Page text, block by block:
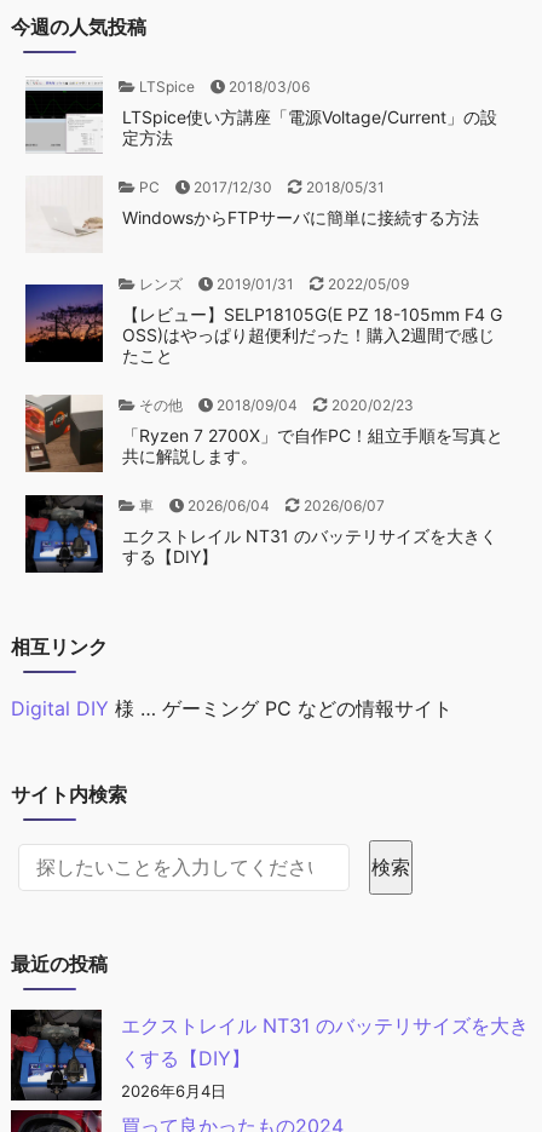
今週の人気投稿
LTSpice 2018/03/06
LTSpice使い方講座「電源Voltage/Current」の設
定方法
PC 2017/12/30 2018/05/31
WindowsからFTPサーバに簡単に接続する方法
レンズ 2019/01/31 2022/05/09
【レビュー】SELP18105G(E PZ 18-105mm F4 G
OSS)はやっぱり超便利だった！購入2週間で感じ
たこと
その他 2018/09/04 2020/02/23
「Ryzen 7 2700X」で自作PC！組立手順を写真と
共に解説します。
車 2026/06/04 2026/06/07
エクストレイル NT31 のバッテリサイズを大きく
する【DIY】
相互リンク
Digital DIY 様 … ゲーミング PC などの情報サイト
サイト内検索
サイト内検索 検索
最近の投稿
エクストレイル NT31 のバッテリサイズを大き
くする【DIY】
2026年6月4日
買って良かったもの2024